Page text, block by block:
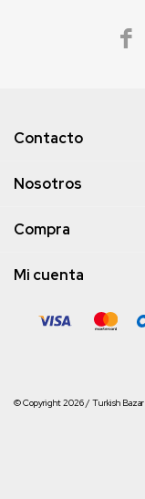

Contacto
Nosotros
Compra
Mi cuenta
© Copyright 2026 / Turkish Bazar